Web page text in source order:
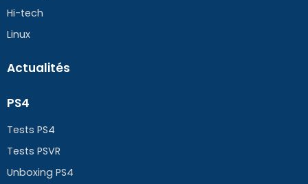
Hi-tech
Linux
Actualités
PS4
Tests PS4
Tests PSVR
Unboxing PS4